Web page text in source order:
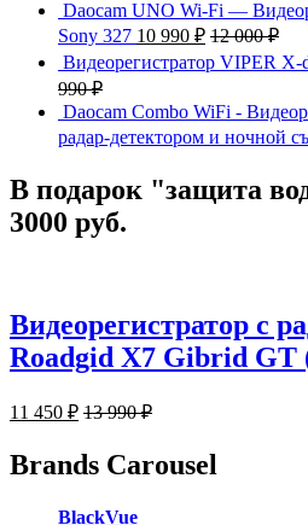
Daocam UNO Wi-Fi —
Sony 327 10 990 ₽ 12 000₽
Видеорегистратор VIPER
990₽
Daocam Combo WiFi -
радар-детектором и ночной
В подарок "защита
3000 руб.
Видеорегистратор с
Roadgid X7 Gibrid GT
11 450 ₽ 13 990₽
Brands Carousel
BlackVue